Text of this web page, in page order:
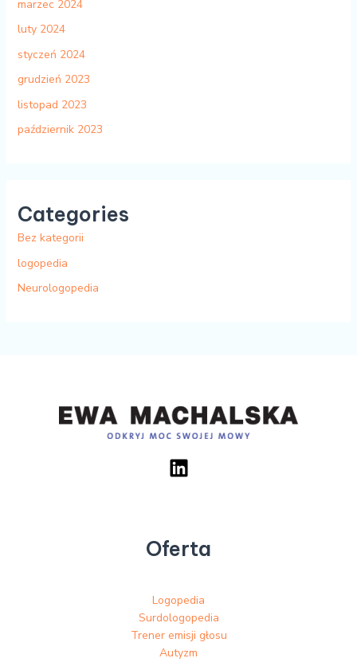
marzec 2024
luty 2024
styczeń 2024
grudzień 2023
listopad 2023
październik 2023
Categories
Bez kategorii
logopedia
Neurologopedia
Oferta
Logopedia
Surdologopedia
Trener emisji głosu
Autyzm